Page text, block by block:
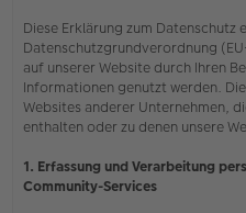
Diese Erklärung zum Datenschutz
Datenschutzgrundverordnung
auf unserer Website durch Ihren
Informationen genutzt werden.
Websites anderer Unternehmen,
enthalten oder zu denen unsere
1. Erfassung und Verarbeitung
Community-Services